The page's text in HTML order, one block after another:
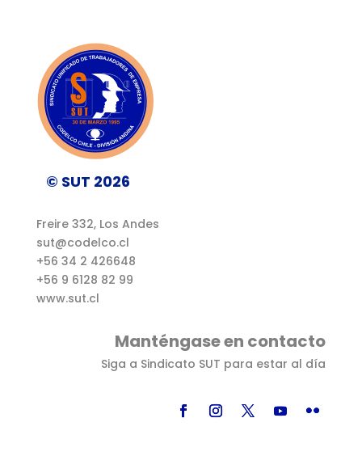
© SUT 2026
Freire 332, Los Andes
sut@codelco.cl
+56 34 2 426648
+56 9 6128 82 99
www.sut.cl
Manténgase en contacto
Siga a Sindicato SUT para estar al día